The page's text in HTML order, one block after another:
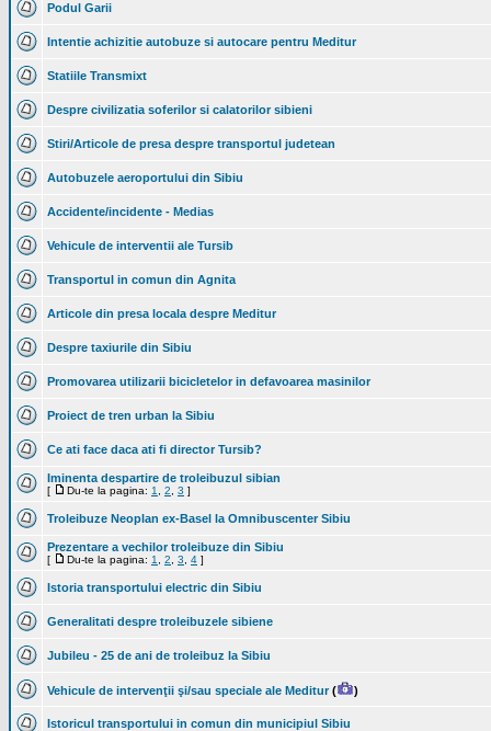
Podul Garii
Intentie achizitie autobuze si autocare pentru Meditur
Statiile Transmixt
Despre civilizatia soferilor si calatorilor sibieni
Stiri/Articole de presa despre transportul judetean
Autobuzele aeroportului din Sibiu
Accidente/incidente - Medias
Vehicule de interventii ale Tursib
Transportul in comun din Agnita
Articole din presa locala despre Meditur
Despre taxiurile din Sibiu
Promovarea utilizarii bicicletelor in defavoarea masinilor
Proiect de tren urban la Sibiu
Ce ati face daca ati fi director Tursib?
Iminenta despartire de troleibuzul sibian
[ Du-te la pagina: 1 2 3 ]
Troleibuze Neoplan ex-Basel la Omnibuscenter Sibiu
Prezentare a vechilor troleibuze din Sibiu
[ Du-te la pagina: 1 2 3 4 ]
Istoria transportului electric din Sibiu
Generalitati despre troleibuzele sibiene
Jubileu - 25 de ani de troleibuz la Sibiu
Vehicule de intervenţii şi/sau speciale ale Meditur( )
Istoricul transportului in comun din municipiul Sibiu